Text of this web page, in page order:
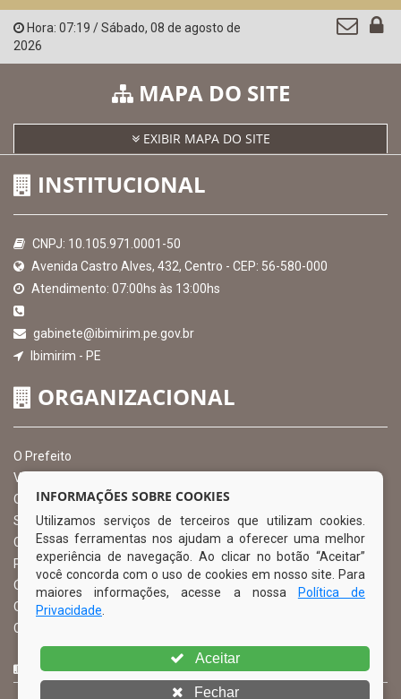
Hora: 07:19 /Sábado, 08 de agosto de
2026
MAPA DO SITE
EXIBIR MAPA DO SITE
INSTITUCIONAL
CNPJ: 10.105.971.0001-50
Avenida Castro Alves, 432, Centro - CEP: 56-580-000
Atendimento: 07:00hs às 13:00hs
gabinete@ibimirim.pe.gov.br
Ibimirim - PE
ORGANIZACIONAL
O Prefeito
Vice Prefeito
Ouvidoria Municipal
Serviço de Informação ao Cidadão – SIC
Chefe de Gabinete
Procuradoria Geral
Órgão de Controle Interno
Organograma
Comissão Permanente de Licitação – CPL
CURTA NOSSA FAN PAGE
INFORMAÇÕES SOBRE COOKIES
Utilizamos serviços de terceiros que utilizam cookies.
Essas ferramentas nos ajudam a oferecer uma melhor
experiência de navegação. Ao clicar no botão “Aceitar”
você concorda com o uso de cookies em nosso site. Para
maiores informações, acesse a nossa
Política de
Privacidade
Aceitar
Fechar